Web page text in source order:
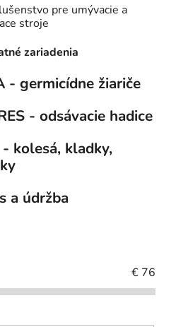
pre umývacie a
stroje
zariadenia
- germicídne žiariče
- odsávacie hadice
kolesá, kladky,
a údržba
€ 76